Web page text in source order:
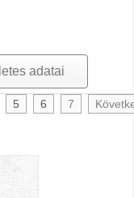
adatai
5 6 7